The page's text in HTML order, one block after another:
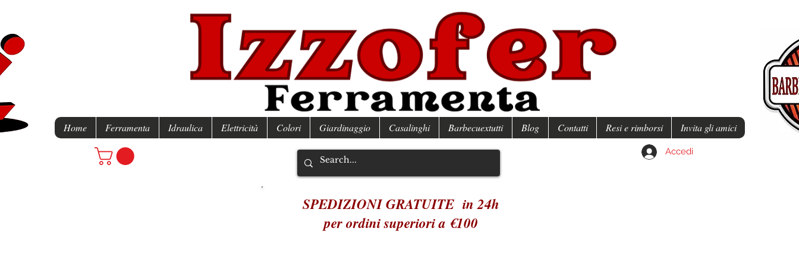
Home Ferramenta Idraulica Elettricità Colori Giardinaggio Casalinghi Barbecuextutti Blog Contatti Resi e rimborsi Invita gli amici
Accedi
SPEDIZIONI GRATUITE in 24h
per ordini superiori a €100